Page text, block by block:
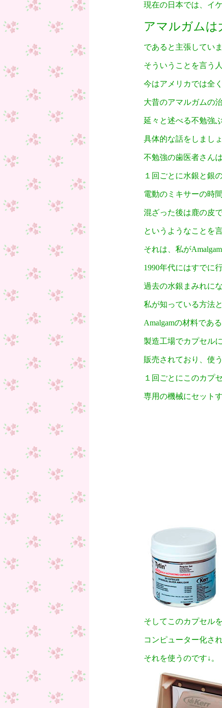
現在の日本では、イ
アマルガムは
であると主張してい
そういうことを言う
今はアメリカでは全
大昔のアマルガムの
延々と述べる不勉強
具体的な話をしまし
不勉強の歯医者さん
１回ごとに水銀と銀
電動のミキサーの時
混ざった後は鹿の皮
というようなことを
それは、私が
1990年代にはすでに
過去の水銀まみれに
私が知っている方法
Amalgamの材料であ
製造工場でカプセル
販売されており、使
１回ごとにこのカプ
専用の機械にセット
そしてこのカプセル
コンピューター化さ
それを使うのです↓。